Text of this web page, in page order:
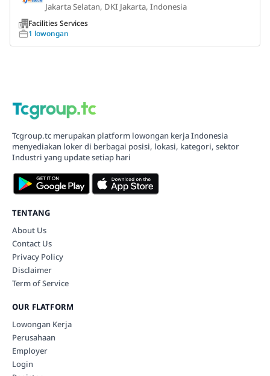
Jakarta Selatan, DKI Jakarta, Indonesia
Facilities Services
1 lowongan
Tcgroup.tc merupakan platform lowongan kerja Indonesia
menyediakan loker di berbagai posisi, lokasi, kategori, sektor
Industri yang update setiap hari
TENTANG
About Us
Contact Us
Privacy Policy
Disclaimer
Term of Service
OUR FLATFORM
Lowongan Kerja
Perusahaan
Employer
Login